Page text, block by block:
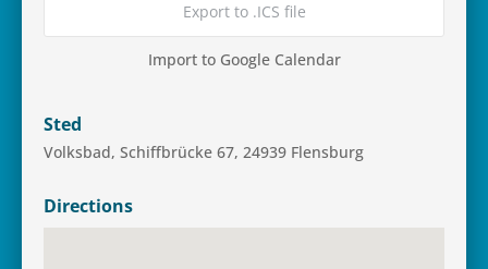
Export to .ICS file
Import to Google Calendar
Sted
Volks­bad, Schif­f­brücke 67, 24939 Flensburg
Directions